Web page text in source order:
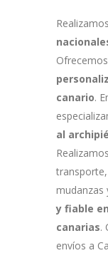
Realizamos
Ofrecemos
canario.
al
Realizamos
mudanzas
y fiable
canarias.
envíos a